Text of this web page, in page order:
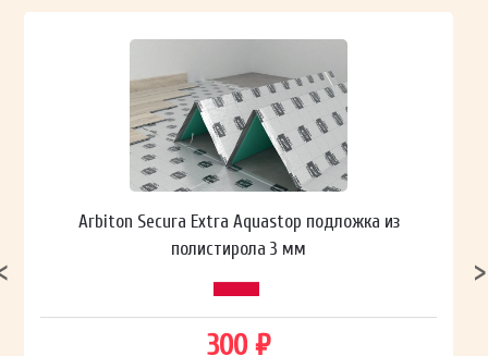
Arbiton Secura Extra Aquastop подложка из
полистирола 3 мм
300 ₽